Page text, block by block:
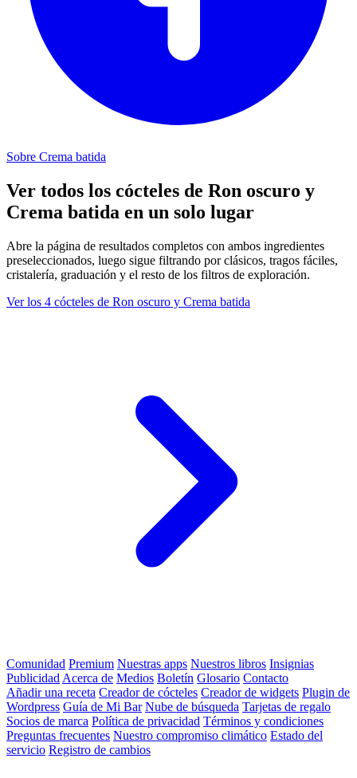
Sobre Crema batida
Ver todos los cócteles de Ron oscuro y
Crema batida en un solo lugar
Abre la página de resultados completos con ambos ingredientes
preseleccionados, luego sigue filtrando por clásicos, tragos fáciles,
cristalería, graduación y el resto de los filtros de exploración.
Ver los 4 cócteles de Ron oscuro y Crema batida
Comunidad Premium Nuestras apps Nuestros libros Insignias
Publicidad Acerca de Medios Boletín Glosario Contacto
Añadir una receta Creador de cócteles Creador de widgets Plugin de
Wordpress Guía de Mi Bar Nube de búsqueda Tarjetas de regalo
Socios de marca Política de privacidad Términos y condiciones
Preguntas frecuentes Nuestro compromiso climático Estado del
servicio Registro de cambios